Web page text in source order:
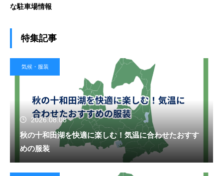
な駐車場情報
特集記事
気候・服装
2026.08.08
秋の十和田湖を快適に楽しむ！気温に合わせたおすす
めの服装